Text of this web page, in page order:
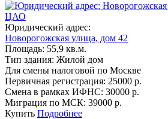
ЦАО
Юридический адрес:
Новорогожская улица, дом 42
Площадь: 55,9 кв.м.
Тип здания: Жилой дом
Для смены налоговой по Москве
Первичная регистрация: 25000 р.
Смена в рамках ИФНС: 30000 р.
Миграция по МСК: 39000 р.
Купить Подробнее